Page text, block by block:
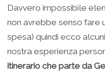
Davvero impossibile
non avrebbe senso fare
spesa) quindi ecco
nostra esperienza
itinerario che parte da